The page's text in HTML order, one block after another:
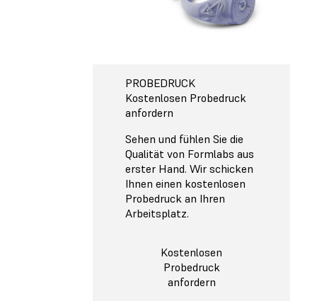
PROBEDRUCK
Kostenlosen Probedruck
anfordern
Sehen und fühlen Sie die
Qualität von Formlabs aus
erster Hand. Wir schicken
Ihnen einen kostenlosen
Probedruck an Ihren
Arbeitsplatz.
Kostenlosen
Probedruck
anfordern